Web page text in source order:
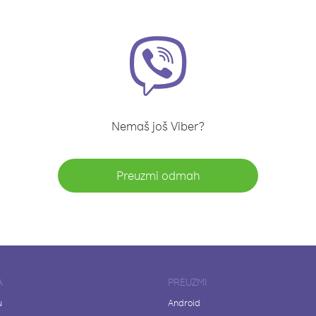
Nemaš još Viber?
Preuzmi odmah
PREUZMI
Android